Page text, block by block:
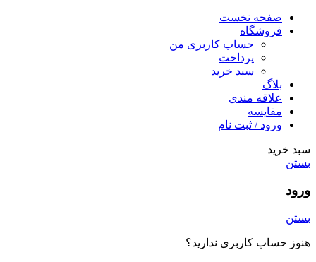
صفحه نخست
فروشگاه
حساب کاربری من
پرداخت
سبد خرید
بلاگ
علاقه مندی
مقایسه
ورود / ثبت نام
سبد خرید
بستن
ورود
بستن
هنوز حساب کاربری ندارید؟